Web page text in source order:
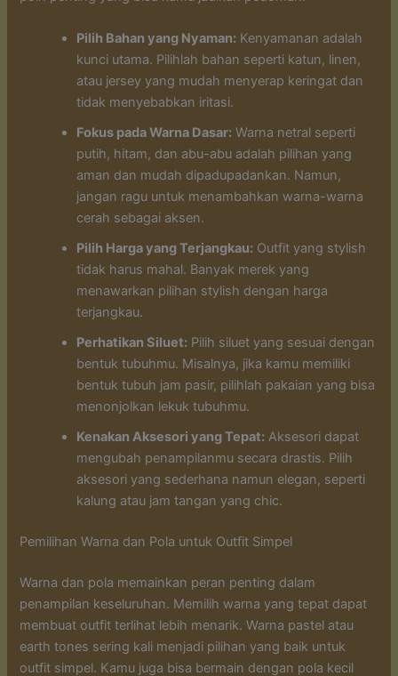
Pilih Bahan yang Nyaman: Kenyamanan adalah
kunci utama. Pilihlah bahan seperti katun, linen,
atau jersey yang mudah menyerap keringat dan
tidak menyebabkan iritasi.
Fokus pada Warna Dasar: Warna netral seperti
putih, hitam, dan abu-abu adalah pilihan yang
aman dan mudah dipadupadankan. Namun,
jangan ragu untuk menambahkan warna-warna
cerah sebagai aksen.
Pilih Harga yang Terjangkau: Outfit yang stylish
tidak harus mahal. Banyak merek yang
menawarkan pilihan stylish dengan harga
terjangkau.
Perhatikan Siluet: Pilih siluet yang sesuai dengan
bentuk tubuhmu. Misalnya, jika kamu memiliki
bentuk tubuh jam pasir, pilihlah pakaian yang bisa
menonjolkan lekuk tubuhmu.
Kenakan Aksesori yang Tepat: Aksesori dapat
mengubah penampilanmu secara drastis. Pilih
aksesori yang sederhana namun elegan, seperti
kalung atau jam tangan yang chic.
Pemilihan Warna dan Pola untuk Outfit Simpel
Warna dan pola memainkan peran penting dalam
penampilan keseluruhan. Memilih warna yang tepat dapat
membuat outfit terlihat lebih menarik. Warna pastel atau
earth tones sering kali menjadi pilihan yang baik untuk
outfit simpel. Kamu juga bisa bermain dengan pola kecil